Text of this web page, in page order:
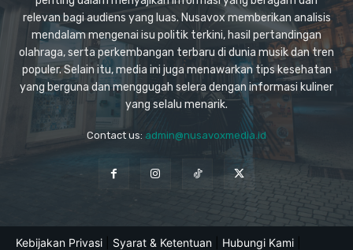
relevan bagi audiens yang luas. Nusavox memberikan analisis
mendalam mengenai isu politik terkini, hasil pertandingan
olahraga, serta perkembangan terbaru di dunia musik dan tren
populer. Selain itu, media ini juga menawarkan tips kesehatan
yang berguna dan menggugah selera dengan informasi kuliner
yang selalu menarik.
Contact us: admin@nusavoxmedia.id
Kebijakan Privasi Syarat & Ketentuan Hubungi Kami